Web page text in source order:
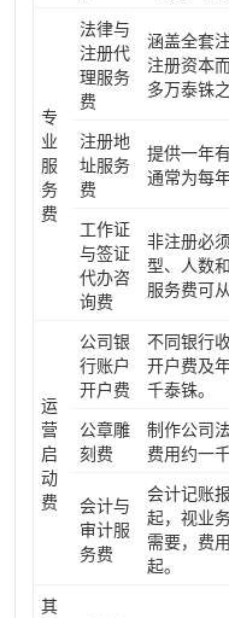
专
业
服
务
费
法律与
注册代
理服务
费
涵盖全套
注册资本
多万泰铢之
注册地
址服务
费
提供一年
通常为每
工作证
与签证
代办咨
询费
非注册必
型、人数
服务费可
运
营
启
动
费
公司银
行账户
开户费
不同银行
开户费及
千泰铢。
公章雕
刻费
制作公司
费用约一
会计与
审计服
务费
会计记账
起，视业
需要，费
起。
其